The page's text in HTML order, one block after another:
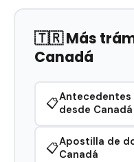
🇹🇷 Más
Canadá
📋Antecedentes
desde
📋Apostilla de
Canadá